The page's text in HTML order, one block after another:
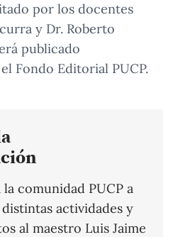
por los docentes
y Dr. Roberto
publicado
Fondo Editorial PUCP.
comunidad PUCP a
actividades y
al maestro Luis Jaime